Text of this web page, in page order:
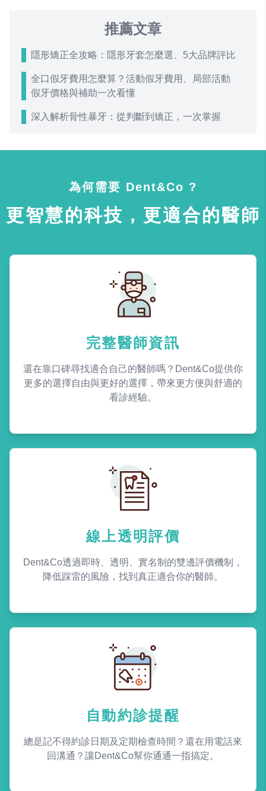
推薦文章
隱形矯正全攻略：隱形牙套怎麼選、5大品牌評比
全口假牙費用怎麼算？活動假牙費用、局部活動
假牙價格與補助一次看懂
深入解析骨性暴牙：從判斷到矯正，一次掌握
為何需要 Dent&Co ?
更智慧的科技，更適合的醫師
完整醫師資訊
還在靠口碑尋找適合自己的醫師嗎？Dent&Co提供你
更多的選擇自由與更好的選擇，帶來更方便與舒適的
看診經驗。
線上透明評價
Dent&Co透過即時、透明、實名制的雙邊評價機制，
降低踩雷的風險，找到真正適合你的醫師。
自動約診提醒
總是記不得約診日期及定期檢查時間？還在用電話來
回溝通？讓Dent&Co幫你通通一指搞定。